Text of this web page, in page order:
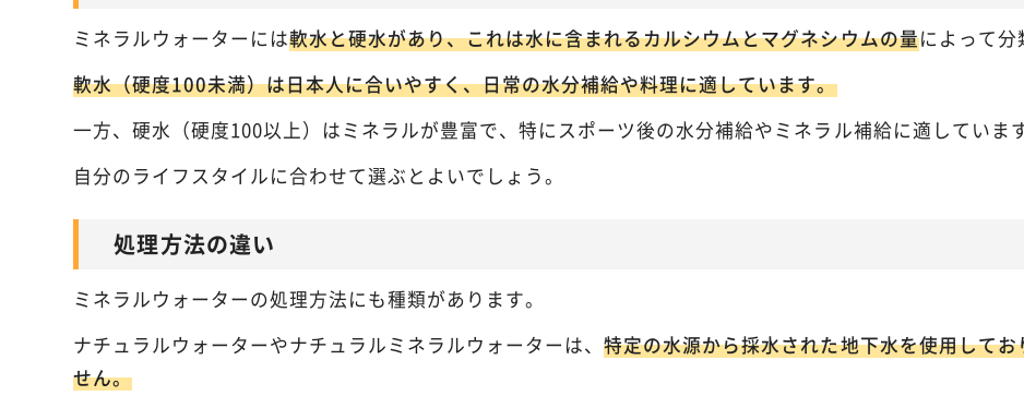
ミネラルウォーターには軟水と硬水があり、これは水に含まれるカルシウムとマグネシウムの量によって分
軟水（硬度100未満）は日本人に合いやすく、日常の水分補給や料理に適しています。
一方、硬水（硬度100以上）はミネラルが豊富で、特にスポーツ後の水分補給やミネラル補給に適しています
自分のライフスタイルに合わせて選ぶとよいでしょう。
処理方法の違い
ミネラルウォーターの処理方法にも種類があります。
ナチュラルウォーターやナチュラルミネラルウォーターは、特定の水源から採水された地下水を使用して
せん。